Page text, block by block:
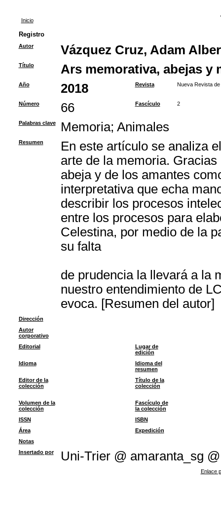
Inicio
Registro
Autor Vázquez Cruz, Adam
Título Ars memorativa, abejas y
Año 2018 Revista Nueva Revista
Número 66 Fascículo 2
Palabras clave Memoria; Animales
Resumen
En este artículo se analiza
arte de la memoria.
abeja y de los amantes
interpretativa que echa
describir los procesos
entre los procesos para
Celestina, por medio de la
su falta
de prudencia la llevará a la
nuestro entendimiento de
evoca. [Resumen del autor]
Dirección
Autor
corporativo
Editorial
Lugar de
edición
Idioma
Idioma del
resumen
Editor de la
colección
Título de la
colección
Volumen de la
colección
Fascículo de
la colección
ISSN
ISBN
Área
Expedición
Notas
Insertado por
Uni-Trier @ amaranta_sg @
Enlace